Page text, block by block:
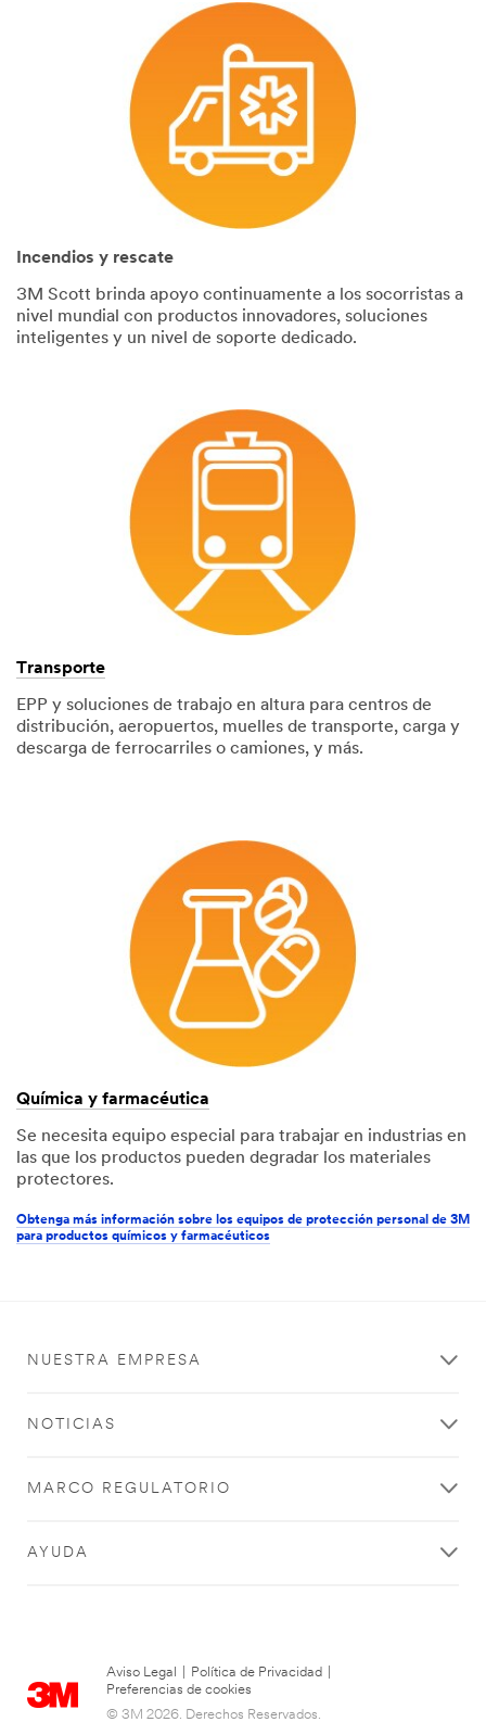
Incendios y rescate
3M Scott brinda apoyo continuamente a los socorristas a
nivel mundial con productos innovadores, soluciones
inteligentes y un nivel de soporte dedicado.
Transporte
EPP y soluciones de trabajo en altura para centros de
distribución, aeropuertos, muelles de transporte, carga y
descarga de ferrocarriles o camiones, y más.
Química y farmacéutica
Se necesita equipo especial para trabajar en industrias en
las que los productos pueden degradar los materiales
protectores.
Obtenga más información sobre los equipos de protección personal de 3M
para productos químicos y farmacéuticos
NUESTRA EMPRESA
NOTICIAS
MARCO REGULATORIO
AYUDA
Aviso Legal Política de Privacidad
Preferencias de cookies
© 3M 2026. Derechos Reservados.